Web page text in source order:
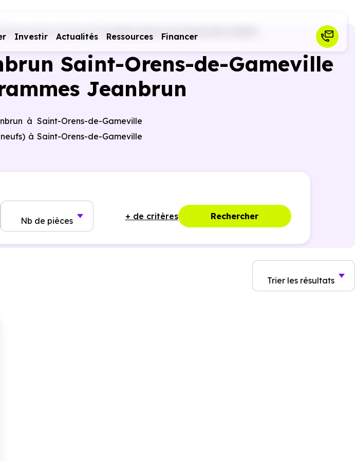
Investir Actualités Ressources Financer
Haute-Garonne (31) Saint-Orens-de-Gameville (31650)
Saint-Orens-de-Gameville
Jeanbrun
à Saint-Orens-de-Gameville
à Saint-Orens-de-Gameville
Nb de pièces + de critères Rechercher
Trier les résultats